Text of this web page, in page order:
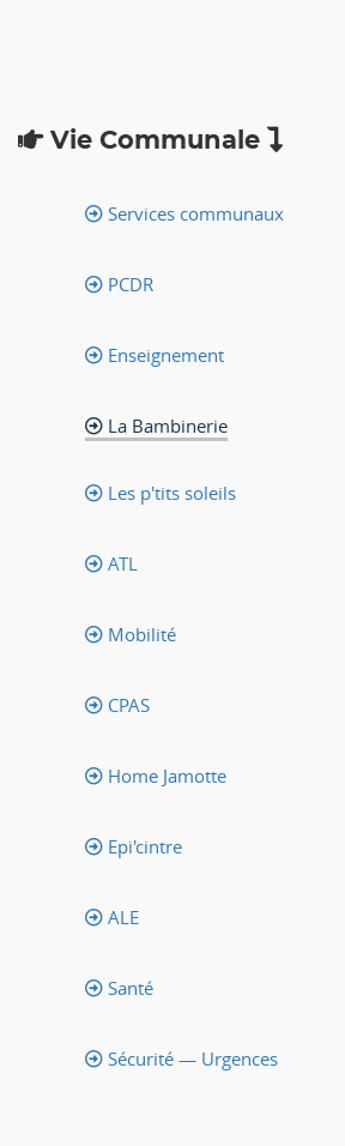
Vie Communale
Services communaux
PCDR
Enseignement
La Bambinerie
Les p'tits soleils
ATL
Mobilité
CPAS
Home Jamotte
Epi'cintre
ALE
Santé
Sécurité — Urgences